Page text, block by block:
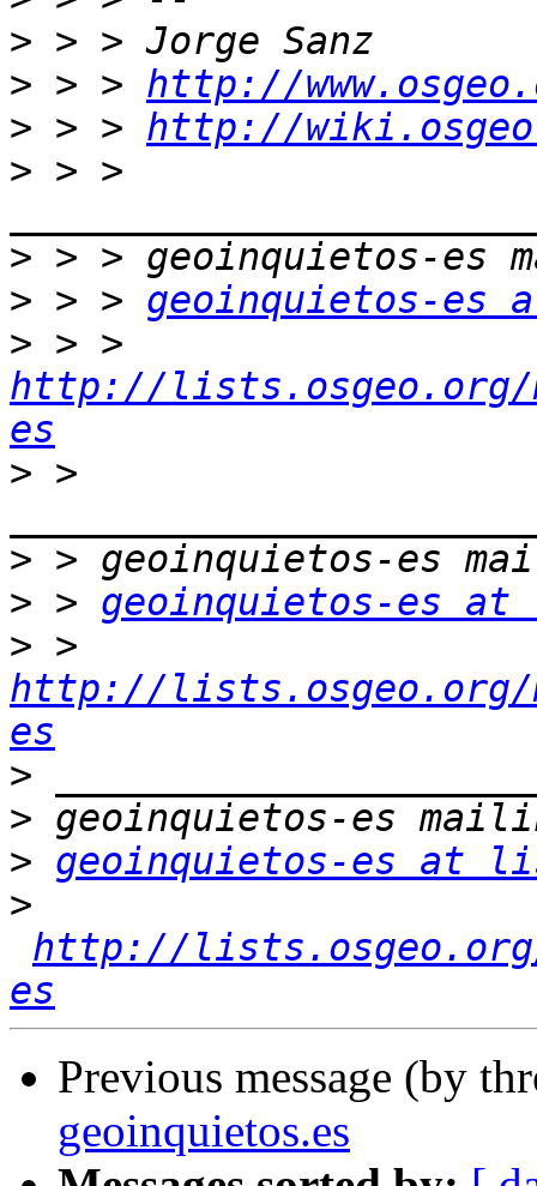
>
> > > http://
> > > http://
> > >
>
> > > geoinquietos-es
>
http://lists.osgeo.org/
es
> >
>
> > geoinquietos-es
>
http://lists.osgeo.org/
es
>
>
> geoinquietos-es at
>
http://
es
Previous message (by
geoinquietos.es